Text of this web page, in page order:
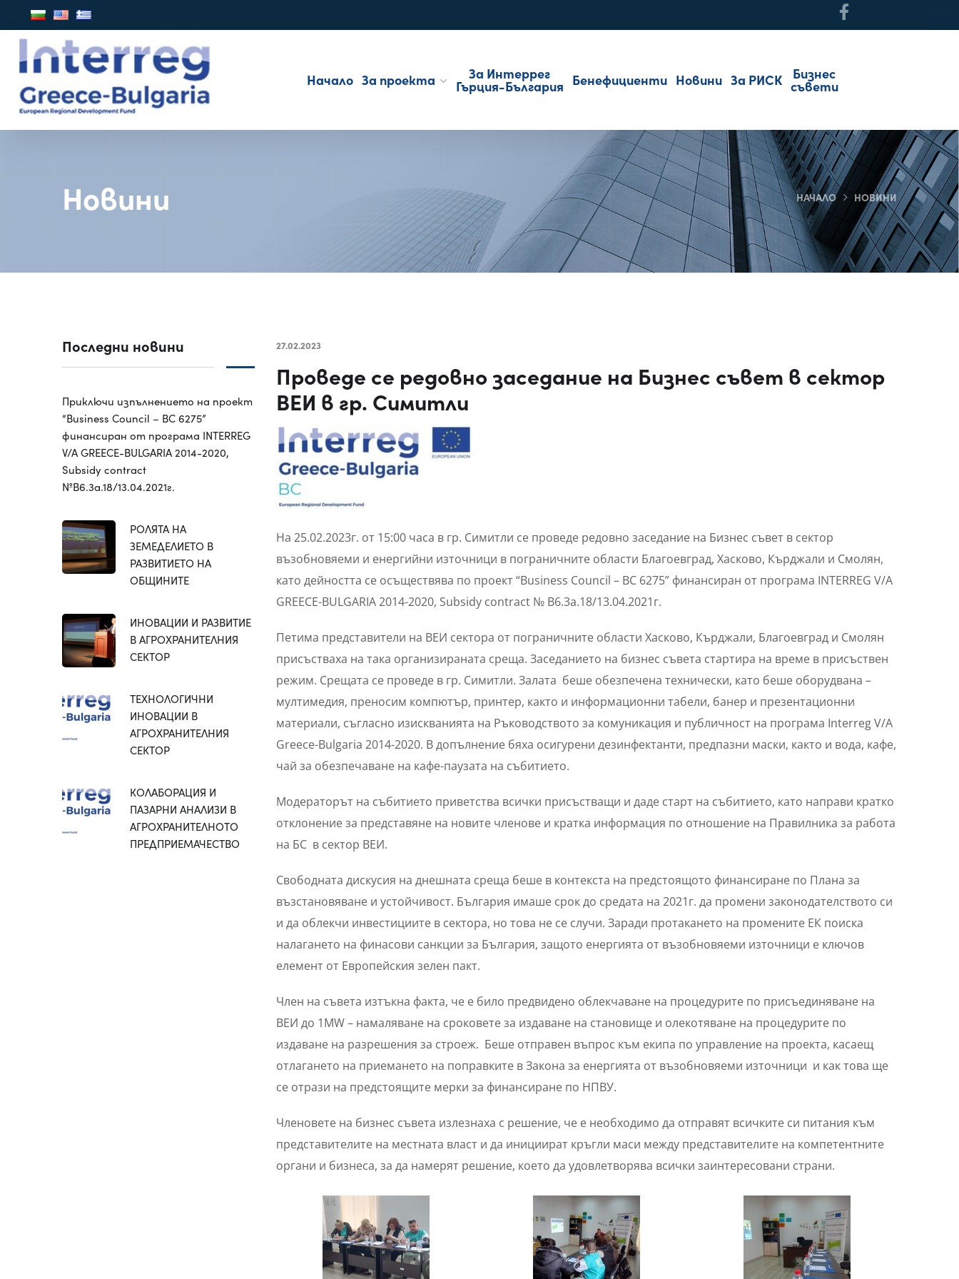
Начало За проекта За Интеррег
Гърция-България Бенефициенти Новини За РИСК Бизнес
съвети
Новини НАЧАЛО НОВИНИ
27.02.2023
Проведе се редовно заседание на Бизнес съвет в сектор
ВЕИ в гр. Симитли
На 25.02.2023г. от 15:00 часа в гр. Симитли се проведе редовно заседание на Бизнес съвет в сектор
възобновяеми и енергийни източници в пограничните области Благоевград, Хасково, Кърджали и Смолян,
като дейността се осъществява по проект “Business Council – BC 6275” финансиран от програма INTERREG V/A
GREECE-BULGARIA 2014-2020, Subsidy contract № B6.3a.18/13.04.2021г.
Петима представители на ВЕИ сектора от пограничните области Хасково, Кърджали, Благоевград и Смолян
присъстваха на така организираната среща. Заседанието на бизнес съвета стартира на време в присъствен
режим. Срещата се проведе в гр. Симитли. Залата беше обезпечена технически, като беше оборудвана –
мултимедия, преносим компютър, принтер, както и информационни табели, банер и презентационни
материали, съгласно изискванията на Ръководството за комуникация и публичност на програма Interreg V/A
Greece-Bulgaria 2014-2020. В допълнение бяха осигурени дезинфектанти, предпазни маски, както и вода, кафе,
чай за обезпечаване на кафе-паузата на събитието.
Модераторът на събитието приветства всички присъстващи и даде старт на събитието, като направи кратко
отклонение за представяне на новите членове и кратка информация по отношение на Правилника за работа
на БС в сектор ВЕИ.
Свободната дискусия на днешната среща беше в контекста на предстоящото финансиране по Плана за
възстановяване и устойчивост. България имаше срок до средата на 2021г. да промени законодателството си
и да облекчи инвестициите в сектора, но това не се случи. Заради протакането на промените ЕК поиска
налагането на финасови санкции за България, защото енергията от възобновяеми източници е ключов
елемент от Европейския зелен пакт.
Член на съвета изтъкна факта, че е било предвидено облекчаване на процедурите по присъединяване на
ВЕИ до 1MW – намаляване на сроковете за издаване на становище и олекотяване на процедурите по
издаване на разрешения за строеж. Беше отправен въпрос към екипа по управление на проекта, касаещ
отлагането на приемането на поправките в Закона за енергията от възобновяеми източници и как това ще
се отрази на предстоящите мерки за финансиране по НПВУ.
Членовете на бизнес съвета излезнаха с решение, че е необходимо да отправят всичките си питания към
представителите на местната власт и да инициират кръгли маси между представителите на компетентните
органи и бизнеса, за да намерят решение, което да удовлетворява всички заинтересовани страни.
Последни новини
Приключи изпълнението на проект
“Business Council – BC 6275”
финансиран от програма INTERREG
V/A GREECE-BULGARIA 2014-2020,
Subsidy contract
№B6.3a.18/13.04.2021г.
РОЛЯТА НА
ЗЕМЕДЕЛИЕТО В
РАЗВИТИЕТО НА
ОБЩИНИТЕ
ИНОВАЦИИ И РАЗВИТИЕ
В АГРОХРАНИТЕЛНИЯ
СЕКТОР
ТЕХНОЛОГИЧНИ
ИНОВАЦИИ В
АГРОХРАНИТЕЛНИЯ
СЕКТОР
КОЛАБОРАЦИЯ И
ПАЗАРНИ АНАЛИЗИ В
АГРОХРАНИТЕЛНОТО
ПРЕДПРИЕМАЧЕСТВО